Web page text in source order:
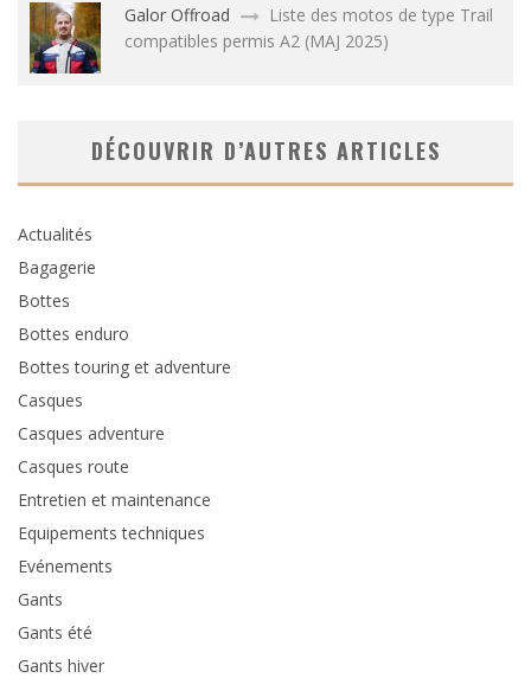
Galor Offroad
Liste des motos de type Trail
compatibles permis A2 (MAJ 2025)
DÉCOUVRIR D’AUTRES ARTICLES
Actualités
Bagagerie
Bottes
Bottes enduro
Bottes touring et adventure
Casques
Casques adventure
Casques route
Entretien et maintenance
Equipements techniques
Evénements
Gants
Gants été
Gants hiver